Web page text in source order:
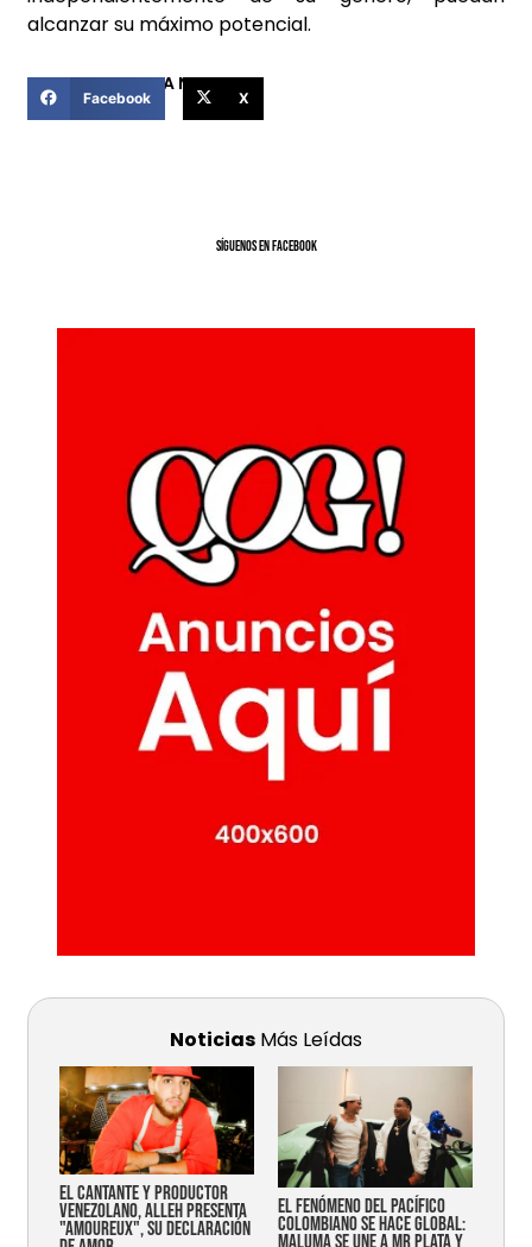
alcanzar su máximo potencial.
COMPARTIR ESTA NOTICIA
Facebook X
SíGUENOS EN FACEBOOK
Noticias Más Leídas
EL CANTANTE Y PRODUCTOR
VENEZOLANO, ALLEH PRESENTA
"AMOUREUX", SU DECLARACIÓN
EL FENÓMENO DEL PACÍFICO
COLOMBIANO SE HACE GLOBAL: